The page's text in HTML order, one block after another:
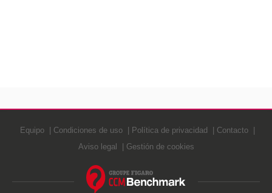
Equipo Condiciones de uso Política de privacidad
Contacto
Aviso legal
Gestión de cookies